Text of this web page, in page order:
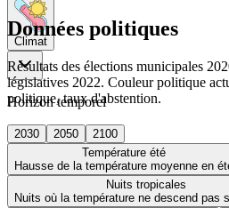
Climat
Horizon temporel
2030 2050
2100
Température été
Hausse de la température moyenne en
Nuits tropicales
Nuits où la température ne descend pas
Données politiques
Résultats des élections municipales
législatives 2022. Couleur politique
politique, taux d'abstention.